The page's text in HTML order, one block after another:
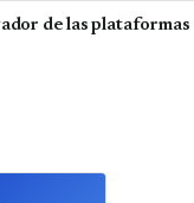
de las plataformas